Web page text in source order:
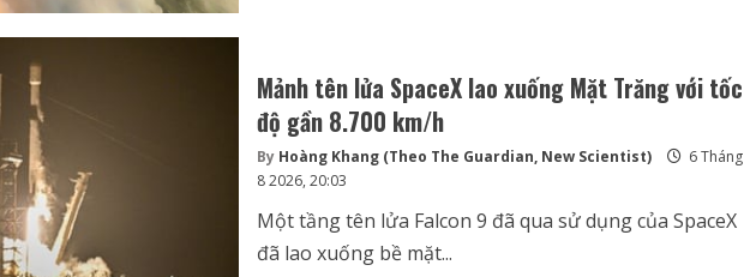
trong
Flight
14
cuối
tháng
Mảnh tên lửa SpaceX lao xuống Mặt Trăng với tốc
độ gần 8.700 km/h
ByHoàng Khang (Theo The Guardian, New Scientist)
6 Tháng
8 2026, 20:03
Một tầng tên lửa Falcon 9 đã qua sử dụng của SpaceX
đã lao xuống bề mặt...